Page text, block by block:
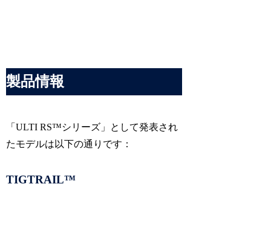
製品情報
「ULTI RS™シリーズ」として発表され
たモデルは以下の通りです：​
TIGTRAIL™